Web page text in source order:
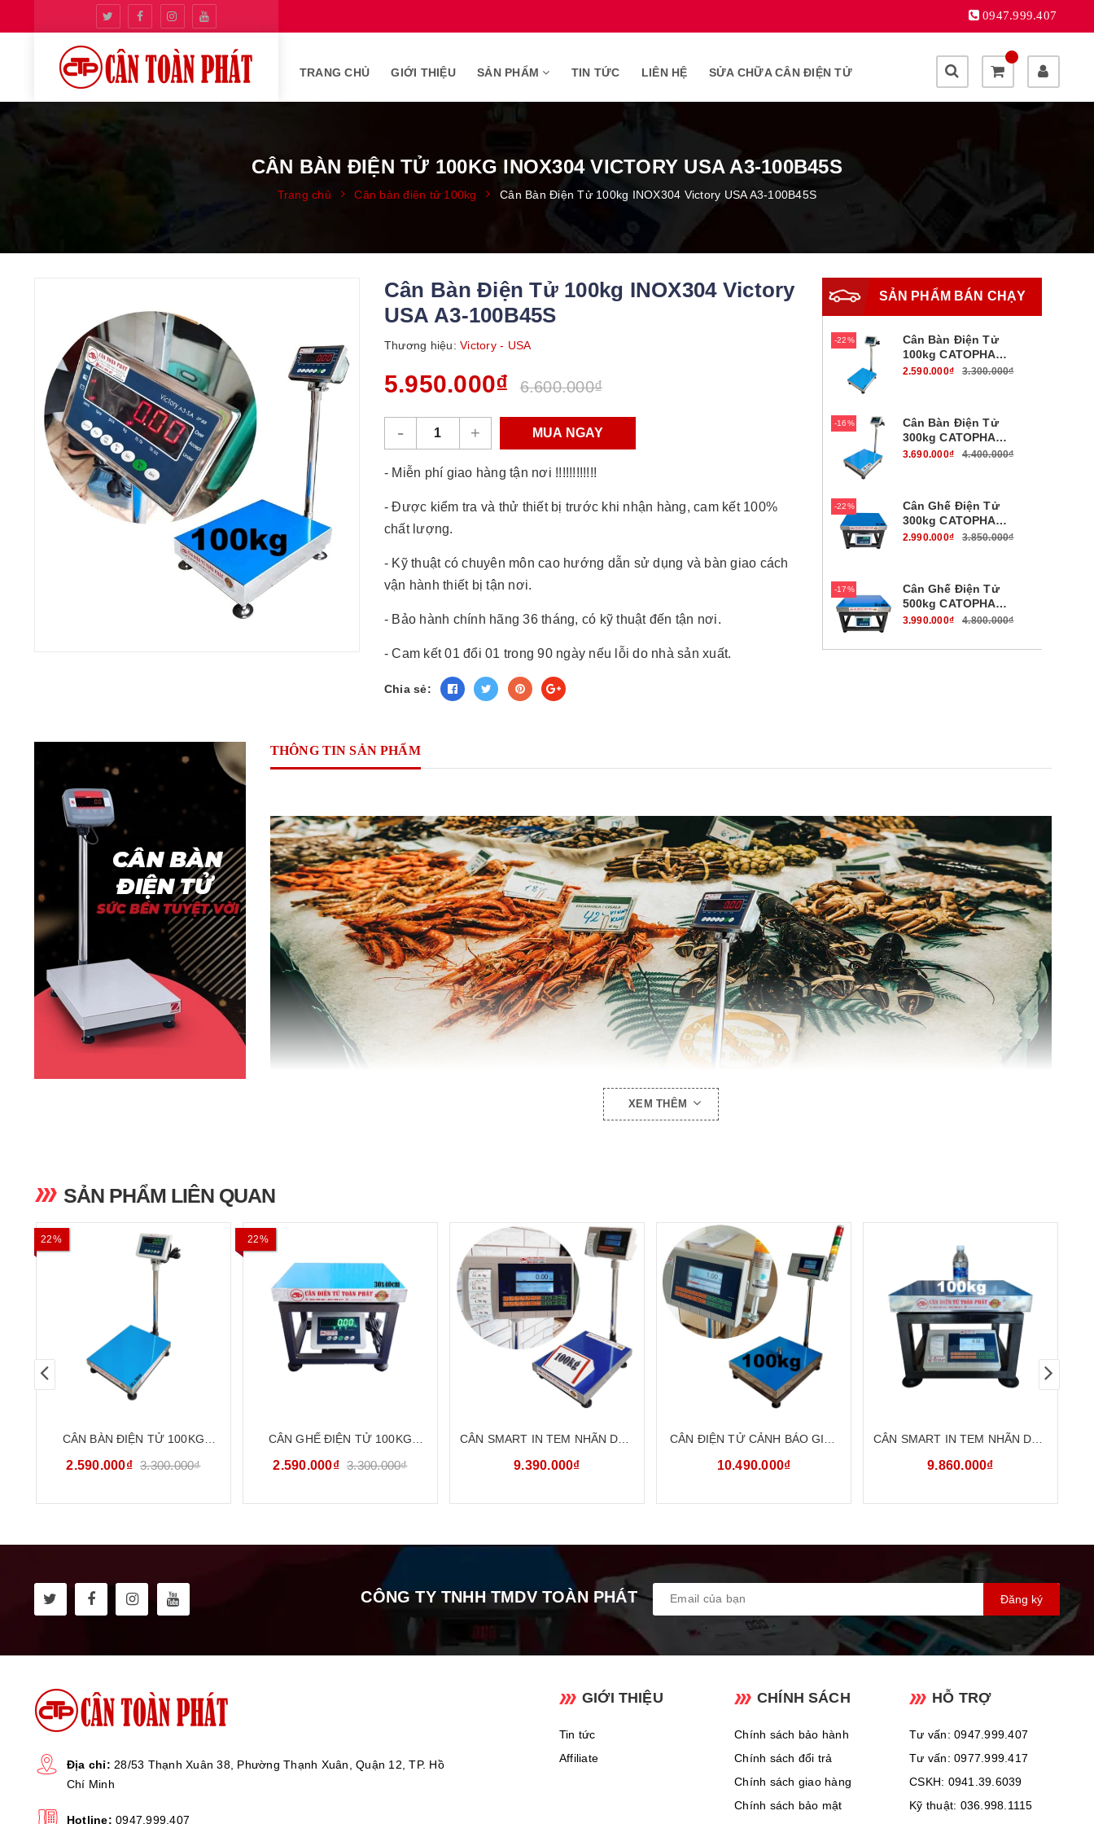
0947.999.407
TRANG CHỦ GIỚI THIỆU SẢN PHẨM TIN TỨC LIÊN HỆ SỬA CHỮA CÂN ĐIỆN TỬ
CÂN BÀN ĐIỆN TỬ 100KG INOX304 VICTORY USA A3-100B45S
Trang chủ Cân bàn điện tử 100kg Cân Bàn Điện Tử 100kg INOX304 Victory USA A3-100B45S
Cân Bàn Điện Tử 100kg INOX304 Victory
USA A3-100B45S
Thương hiệu: Victory - USA
5.950.000₫ 6.600.000₫
- + MUA NGAY
- Miễn phí giao hàng tận nơi !!!!!!!!!!!!
- Được kiểm tra và thử thiết bị trước khi nhận hàng, cam kết 100%
chất lượng.
- Kỹ thuật có chuyên môn cao hướng dẫn sử dụng và bàn giao cách
vận hành thiết bị tận nơi.
- Bảo hành chính hãng 36 tháng, có kỹ thuật đến tận nơi.
- Cam kết 01 đổi 01 trong 90 ngày nếu lỗi do nhà sản xuất.
Chia sẻ:
SẢN PHẨM BÁN CHẠY
22%
Cân Bàn Điện Tử
100kg CATOPHA
B19W100B45
2.590.000₫ 3.300.000₫
16%
Cân Bàn Điện Tử
300kg CATOPHA
B19W300B56
3.690.000₫ 4.400.000₫
22%
Cân Ghế Điện Tử
300kg CATOPHA
B19W300G45
2.990.000₫ 3.850.000₫
17%
Cân Ghế Điện Tử
500kg CATOPHA
B19W500G56
3.990.000₫ 4.800.000₫
THÔNG TIN SẢN PHẨM
XEM THÊM
SẢN PHẨM LIÊN QUAN
22%
CÂN BÀN ĐIỆN TỬ 100KG
2.590.000₫ 3.300.000₫
22%
CÂN GHẾ ĐIỆN TỬ 100KG
2.590.000₫ 3.300.000₫
CÂN SMART IN TEM NHÃN DÁN
9.390.000₫
CÂN ĐIỆN TỬ CẢNH BÁO GIỚI
10.490.000₫
CÂN SMART IN TEM NHÃN DÁN
9.860.000₫
CÔNG TY TNHH TMDV TOÀN PHÁT Đăng ký
Địa chỉ: 28/53 Thạnh Xuân 38, Phường Thạnh Xuân, Quận 12, TP. Hồ
Chí Minh
Hotline: 0947.999.407
GIỚI THIỆU
Tin tức
Affiliate
CHÍNH SÁCH
Chính sách bảo hành
Chính sách đổi trả
Chính sách giao hàng
Chính sách bảo mật
HỖ TRỢ
Tư vấn: 0947.999.407
Tư vấn: 0977.999.417
CSKH: 0941.39.6039
Kỹ thuật: 036.998.1115